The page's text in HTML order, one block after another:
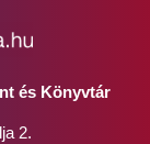
és Könyvtár
2.